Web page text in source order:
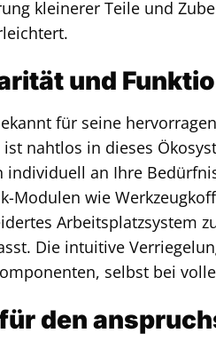
kleinerer Teile und
und
für seine
nahtlos in dieses
individuell an Ihre
Modulen wie
Arbeitsplatzsystem
Die intuitive
selbst bei
den